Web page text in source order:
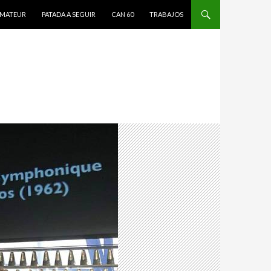
PATADA A SEGUIR CAN 60 TRABAJOS